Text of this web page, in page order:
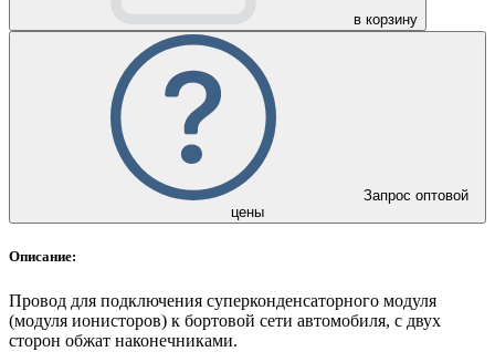
в корзину
цены
Описание:
Провод для подключения суперконденсаторного модуля
(модуля ионисторов) к бортовой сети автомобиля, с двух
сторон обжат наконечниками.